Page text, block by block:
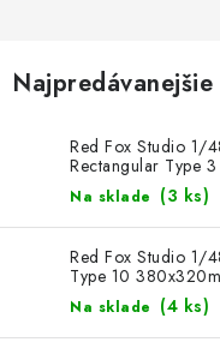
PREDÁVANÉ ZNAČKY
Podmienky a pravidlá
Postup pri podávaní
Najpredávanejšie
Red Fox Studio 1/
Rectangular Type
Na sklade (3 ks)
Red Fox Studio 1/
Type 10
Na sklade (4 ks)